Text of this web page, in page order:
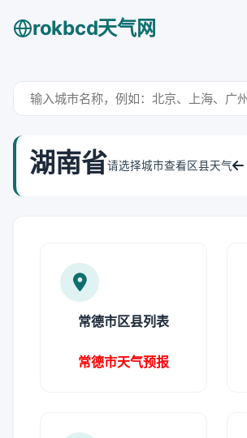
rokbcd天气网
湖南省请选择城市查看区县天气
常德市区县列表
常德市天气预报